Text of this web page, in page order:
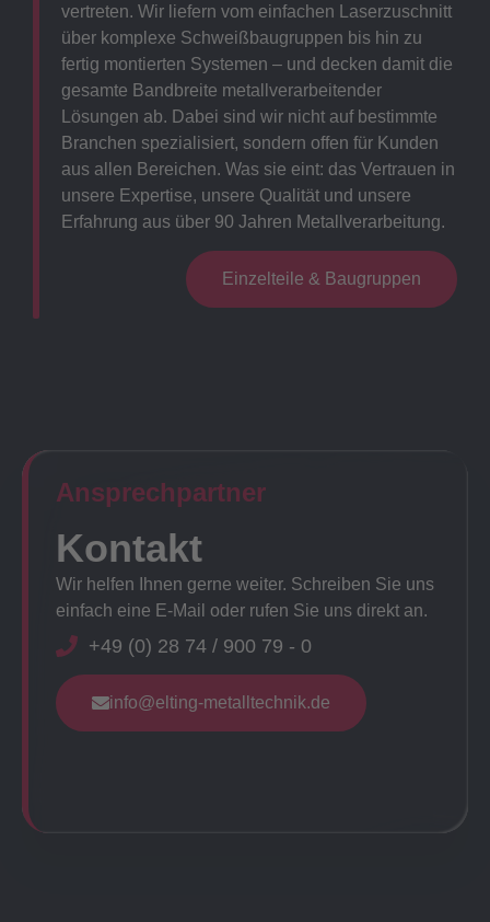
vertreten. Wir liefern vom einfachen Laserzuschnitt
über komplexe Schweißbaugruppen bis hin zu
fertig montierten Systemen – und decken damit die
gesamte Bandbreite metallverarbeitender
Lösungen ab. Dabei sind wir nicht auf bestimmte
Branchen spezialisiert, sondern offen für Kunden
aus allen Bereichen. Was sie eint: das Vertrauen in
unsere Expertise, unsere Qualität und unsere
Erfahrung aus über 90 Jahren Metallverarbeitung.
Einzelteile & Baugruppen
Ansprechpartner​
Kontakt
Wir helfen Ihnen gerne weiter. Schreiben Sie uns
einfach eine E-Mail oder rufen Sie uns direkt an.
+49 (0) 28 74 / 900 79 - 0
info@elting-metalltechnik.de